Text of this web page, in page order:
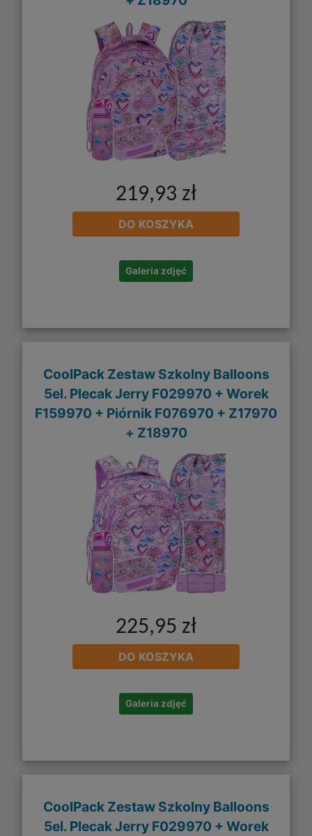
219,93 zł
DO KOSZYKA
Galeria zdjęć
CoolPack Zestaw Szkolny Balloons
5el. Plecak Jerry F029970 + Worek
F159970 + Piórnik F076970 + Z17970
+ Z18970
225,95 zł
DO KOSZYKA
Galeria zdjęć
CoolPack Zestaw Szkolny Balloons
5el. Plecak Jerry F029970 + Worek